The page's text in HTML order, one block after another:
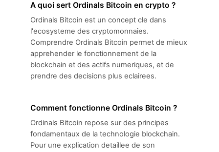
A quoi sert Ordinals Bitcoin en crypto ?
Ordinals Bitcoin est un concept cle dans
l'ecosysteme des cryptomonnaies.
Comprendre Ordinals Bitcoin permet de mieux
apprehender le fonctionnement de la
blockchain et des actifs numeriques, et de
prendre des decisions plus eclairees.
Comment fonctionne Ordinals Bitcoin ?
Ordinals Bitcoin repose sur des principes
fondamentaux de la technologie blockchain.
Pour une explication detaillee de son